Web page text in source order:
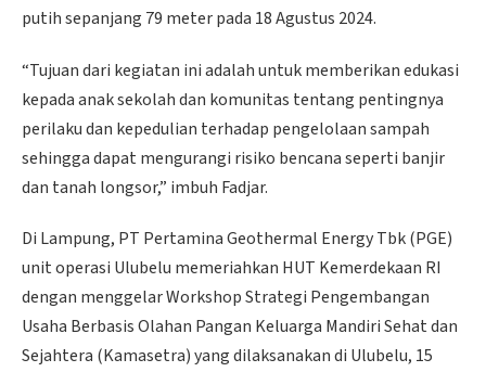
putih sepanjang 79 meter pada 18 Agustus 2024.
“Tujuan dari kegiatan ini adalah untuk memberikan edukasi
kepada anak sekolah dan komunitas tentang pentingnya
perilaku dan kepedulian terhadap pengelolaan sampah
sehingga dapat mengurangi risiko bencana seperti banjir
dan tanah longsor,” imbuh Fadjar.
Di Lampung, PT Pertamina Geothermal Energy Tbk (PGE)
unit operasi Ulubelu memeriahkan HUT Kemerdekaan RI
dengan menggelar Workshop Strategi Pengembangan
Usaha Berbasis Olahan Pangan Keluarga Mandiri Sehat dan
Sejahtera (Kamasetra) yang dilaksanakan di Ulubelu, 15